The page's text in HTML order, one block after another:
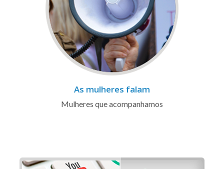
As mulheres falam
Mulheres que acompanhamos